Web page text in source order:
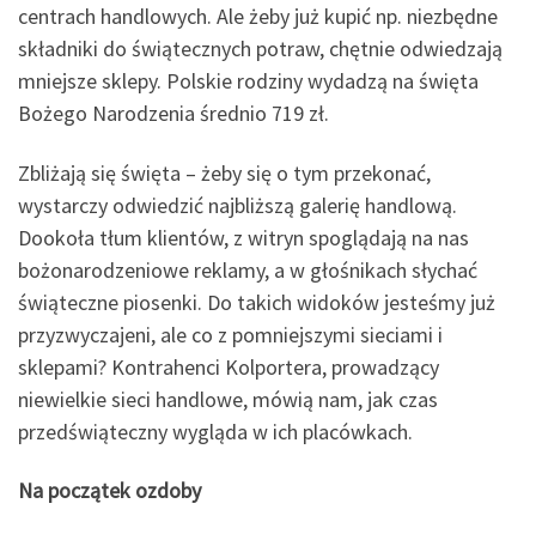
centrach handlowych. Ale żeby już kupić np. niezbędne
składniki do świątecznych potraw, chętnie odwiedzają
mniejsze sklepy. Polskie rodziny wydadzą na święta
Bożego Narodzenia średnio 719 zł.
Zbliżają się święta – żeby się o tym przekonać,
wystarczy odwiedzić najbliższą galerię handlową.
Dookoła tłum klientów, z witryn spoglądają na nas
bożonarodzeniowe reklamy, a w głośnikach słychać
świąteczne piosenki. Do takich widoków jesteśmy już
przyzwyczajeni, ale co z pomniejszymi sieciami i
sklepami? Kontrahenci Kolportera, prowadzący
niewielkie sieci handlowe, mówią nam, jak czas
przedświąteczny wygląda w ich placówkach.
Na początek ozdoby